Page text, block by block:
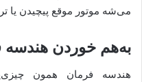
می‌شه موتور موقع پیچیدن یا
به‌هم خوردن هندسه
هندسه فرمان همون